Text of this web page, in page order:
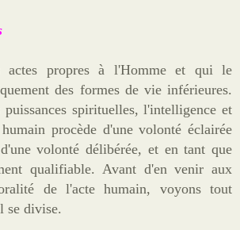
actes propres à l'Homme et qui le
des formes de vie inférieures.
spirituelles, l'intelligence et
procède d'une volonté éclairée
volonté délibérée, et en tant que
qualifiable. Avant d'en venir aux
de l'acte humain, voyons tout
se divise.